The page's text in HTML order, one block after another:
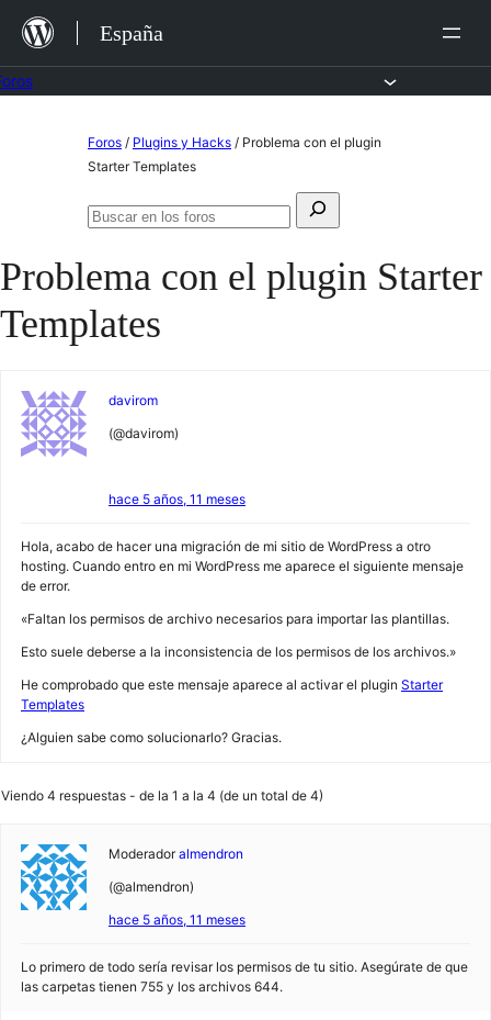
Saltar
contenido
España
Foros / Plugins y Hacks / Problema con el plugin
Starter Templates
Buscar:
Buscar
los
foros
Problema con el plugin Starter
Templates
davirom
(@davirom)
hace 5 años, 11 meses
Hola, acabo de hacer una migración de mi sitio de WordPress a otro
hosting. Cuando entro en mi WordPress me aparece el siguiente mensaje
de error.
«Faltan los permisos de archivo necesarios para importar las plantillas.
Esto suele deberse a la inconsistencia de los permisos de los archivos.»
He comprobado que este mensaje aparece al activar el plugin Starter
Templates
¿Alguien sabe como solucionarlo? Gracias.
Viendo 4 respuestas - de la 1 a la 4 (de un total de 4)
Moderador almendron
(@almendron)
hace 5 años, 11 meses
Lo primero de todo sería revisar los permisos de tu sitio. Asegúrate de que
las carpetas tienen 755 y los archivos 644.